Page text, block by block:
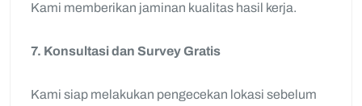
Kami memberikan jaminan kualitas hasil kerja.
7. Konsultasi dan Survey Gratis
Kami siap melakukan pengecekan lokasi sebelum